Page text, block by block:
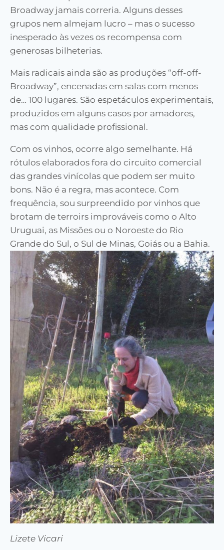
Broadway jamais correria. Alguns desses
grupos nem almejam lucro – mas o sucesso
inesperado às vezes os recompensa com
generosas bilheterias.
Mais radicais ainda são as produções “off-off-
Broadway”, encenadas em salas com menos
de… 100 lugares. São espetáculos experimentais,
produzidos em alguns casos por amadores,
mas com qualidade profissional.
Com os vinhos, ocorre algo semelhante. Há
rótulos elaborados fora do circuito comercial
das grandes vinícolas que podem ser muito
bons. Não é a regra, mas acontece. Com
frequência, sou surpreendido por vinhos que
brotam de terroirs improváveis como o Alto
Uruguai, as Missões ou o Noroeste do Rio
Grande do Sul, o Sul de Minas, Goiás ou a Bahia.
Lizete Vicari